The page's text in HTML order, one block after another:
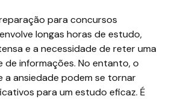
para concursos
longas horas de estudo,
e a necessidade de reter uma
de informações. No entanto, o
a ansiedade podem se tornar
para um estudo eficaz. É